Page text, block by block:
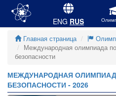
Главная страница
Международная олимпиада
безопасности
МЕЖДУНАРОДНАЯ
БЕЗОПАСНОСТИ - 2026
ENG RUS